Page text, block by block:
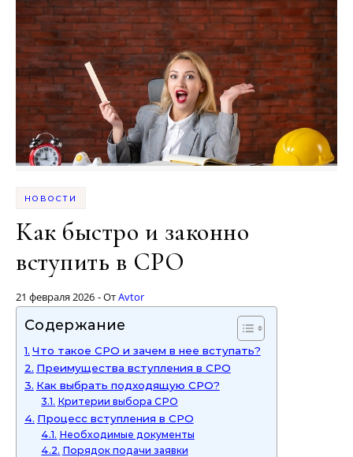
НОВОСТИ
Как быстро и законно
вступить в СРО
21 февраля 2026 - ОтAvtor
Содержание
Что такое СРО и зачем в нее вступать?
Преимущества вступления в СРО
Как выбрать подходящую СРО?
Критерии выбора СРО
Процесс вступления в СРО
Необходимые документы
Порядок подачи заявки